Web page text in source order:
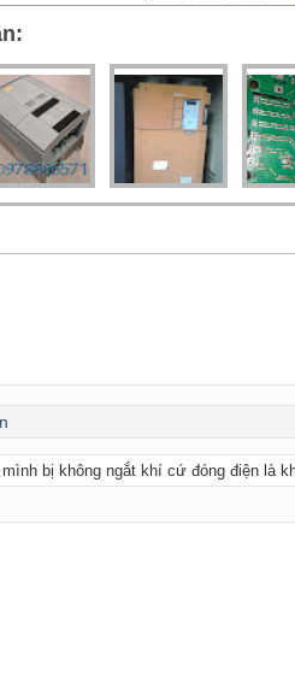
mình bị không ngắt khí cứ đóng điện là